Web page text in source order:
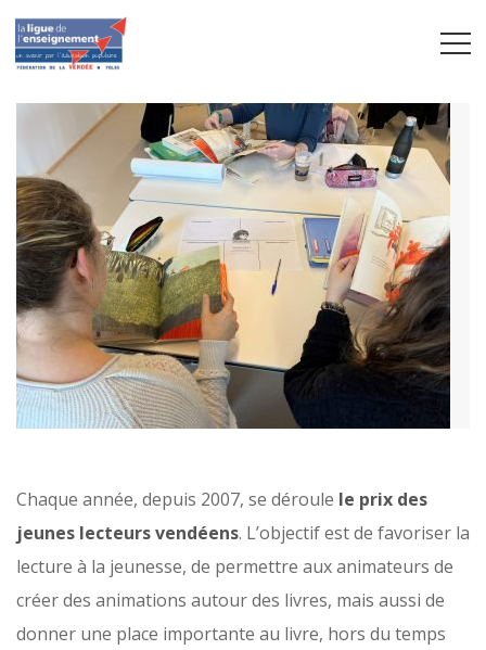
Chaque année, depuis 2007, se déroule le prix des
jeunes lecteurs vendéens. L’objectif est de favoriser la
lecture à la jeunesse, de permettre aux animateurs de
créer des animations autour des livres, mais aussi de
donner une place importante au livre, hors du temps